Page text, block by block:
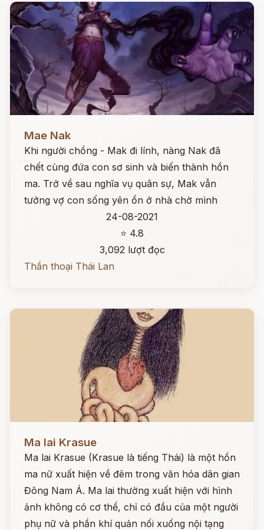
Mae Nak
Khi người chồng - Mak đi lính, nàng Nak đã
chết cùng đứa con sơ sinh và biến thành hồn
ma. Trở về sau nghĩa vụ quân sự, Mak vẫn
tưởng vợ con sống yên ổn ở nhà chờ mình
24-08-2021
⭐ 4.8
3,092 lượt đọc
Thần thoại Thái Lan
Ma lai Krasue
Ma lai Krasue (Krasue là tiếng Thái) là một hồn
ma nữ xuất hiện về đêm trong văn hóa dân gian
Đông Nam Á. Ma lai thường xuất hiện với hình
ảnh không có cơ thể, chỉ có đầu của một người
phụ nữ và phần khí quản nối xuống nội tạng